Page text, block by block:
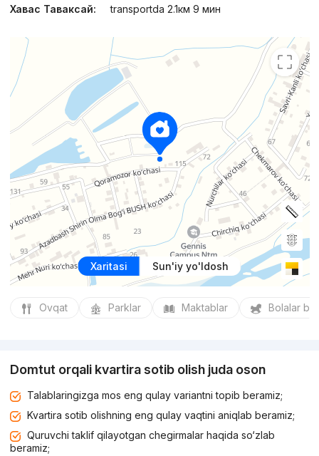
Хавас Таваксай:
transportda 2.1км 9 мин
Xaritasi Sun'iy yo'ldosh
Ovqat Parklar Maktablar Bolalar
Domtut orqali kvartira sotib olish juda oson
Talablaringizga mos eng qulay variantni topib beramiz;
Kvartira sotib olishning eng qulay vaqtini aniqlab beramiz;
Quruvchi taklif qilayotgan chegirmalar haqida so‘zlab
beramiz;